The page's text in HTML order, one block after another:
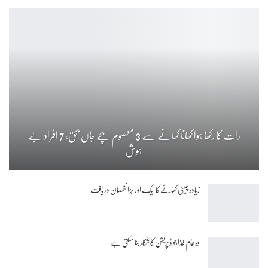
رات کا رکھا ہوا کھانا کھانے سے 3 معصوم بچے جاں بحق، 7 افراد بے
ہوش
زیادہ چینی کھانے کا ایک اور بڑا نقصان دریافت
وہ عام غذا جو ڈپریشن کا شکار بنا سکتی ہے